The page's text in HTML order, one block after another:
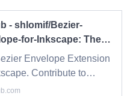
- shlomif/Bezier-
for-Inkscape: The
Envelope Extension for
Envelope Extension
Contribute to
Bezier-Envelope-for-